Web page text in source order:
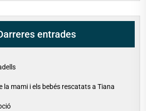
entrades
la mami i els bebés rescatats a Tiana